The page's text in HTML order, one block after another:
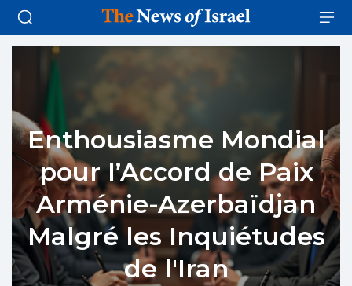
Enthousiasme Mondial
pour l’Accord de Paix
Arménie-Azerbaïdjan
Malgré les Inquiétudes
de l'Iran